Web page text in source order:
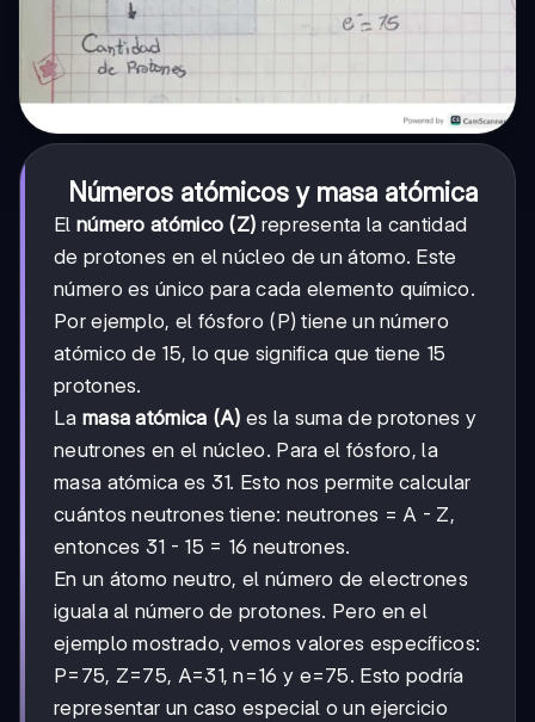
Números atómicos y masa atómica
El número atómico (Z) representa la cantidad
de protones en el núcleo de un átomo. Este
número es único para cada elemento químico.
Por ejemplo, el fósforo (P) tiene un número
atómico de 15, lo que significa que tiene 15
protones.
La masa atómica (A) es la suma de protones y
neutrones en el núcleo. Para el fósforo, la
masa atómica es 31. Esto nos permite calcular
cuántos neutrones tiene: neutrones = A - Z,
entonces 31 - 15 = 16 neutrones.
En un átomo neutro, el número de electrones
iguala al número de protones. Pero en el
ejemplo mostrado, vemos valores específicos:
P=75, Z=75, A=31, n=16 y e=75. Esto podría
representar un caso especial o un ejercicio